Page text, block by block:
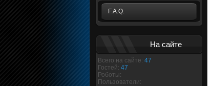
F.A.Q.
На сайте
Всего на сайте: 47
Гостей: 47
Роботы:
Пользователи: